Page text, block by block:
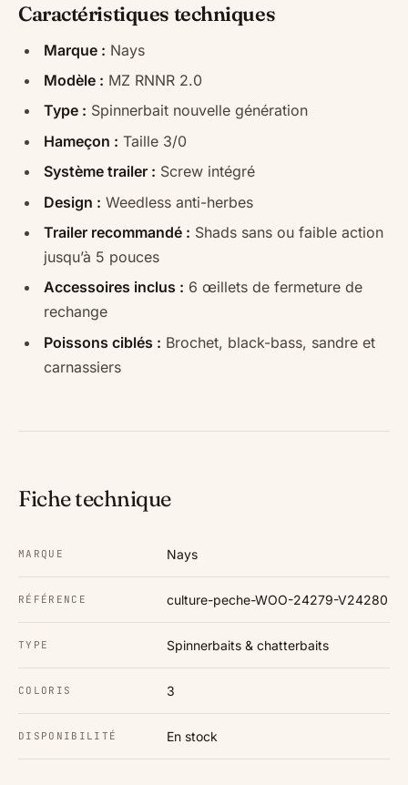
Caractéristiques techniques
Marque : Nays
Modèle : MZ RNNR 2.0
Type : Spinnerbait nouvelle génération
Hameçon : Taille 3/0
Système trailer : Screw intégré
Design : Weedless anti-herbes
Trailer recommandé : Shads sans ou faible action
jusqu’à 5 pouces
Accessoires inclus : 6 œillets de fermeture de
rechange
Poissons ciblés : Brochet, black-bass, sandre et
carnassiers
Fiche technique
MARQUE Nays
RÉFÉRENCE culture-peche-WOO-24279-V24280
TYPE Spinnerbaits & chatterbaits
COLORIS 3
DISPONIBILITÉ En stock